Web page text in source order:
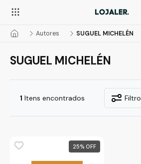
Autores SUGUEL MICHELÉN
SUGUEL MICHELÉN
1 Itens encontrados Filtro
25%